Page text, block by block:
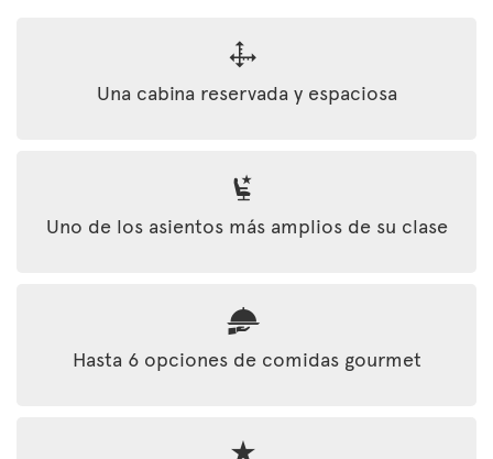
Una cabina reservada y espaciosa
Uno de los asientos más amplios de su clase
Hasta 6 opciones de comidas gourmet